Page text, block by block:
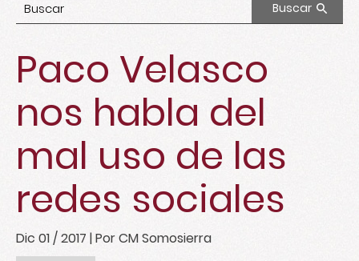
Buscar
Paco Velasco
nos habla del
mal uso de las
redes sociales
Dic 01 / 2017 | Por CM Somosierra